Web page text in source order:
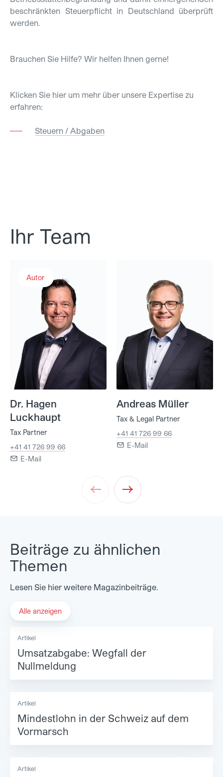
beschränkten Steuerpflicht in Deutschland überprüft
werden.
Brauchen Sie Hilfe? Wir helfen Ihnen gerne!
Klicken Sie hier um mehr über unsere Expertise zu
erfahren:
Steuern / Abgaben
Ihr Team
Autor
Dr. Hagen
Luckhaupt
Tax Partner
+41 41 726 99 66
E-Mail
Andreas Müller
Tax & Legal Partner
+41 41 726 99 66
E-Mail
Next
Beiträge zu ähnlichen
Themen
Lesen Sie hier weitere Magazinbeiträge.
Alle anzeigen
Artikel
Umsatzabgabe: Wegfall der
Nullmeldung
Artikel
Mindestlohn in der Schweiz auf dem
Vormarsch
Artikel